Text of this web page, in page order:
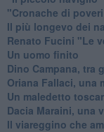
​"Cronache di
​Il più longevo dei
Renato Fucini "Le
Un uomo finito
​Dino Campana, tra
​Oriana Fallaci, una
​Un maledetto
​Dacia Maraini, una
​Il viareggino che